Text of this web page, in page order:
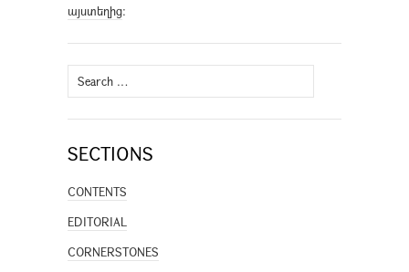
այստեղից։
Search
for:
SECTIONS
CONTENTS
EDITORIAL
CORNERSTONES